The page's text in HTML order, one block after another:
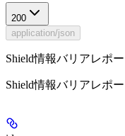
200
application/json
Shield情報バリアレポ
Shield情報バリアレポ